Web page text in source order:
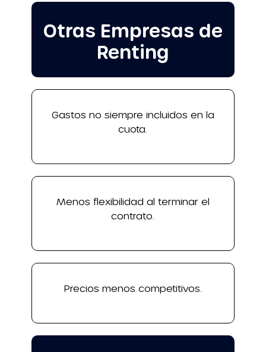
Otras Empresas de
Renting
Gastos no siempre incluidos en la
cuota.
Menos flexibilidad al terminar el
contrato.
Precios menos competitivos.